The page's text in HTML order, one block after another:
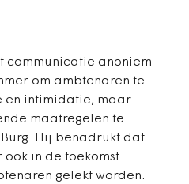
communicatie anoniem
om ambtenaren te
en intimidatie, maar
maatregelen te
Burg. Hij benadrukt dat
in de toekomst
gelekt worden.